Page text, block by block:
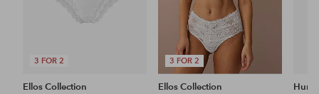
3 FOR 2
Ellos Collection
3 FOR 2
Ellos Collection